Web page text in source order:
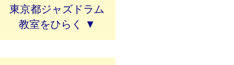
東京都ジャズドラム
教室